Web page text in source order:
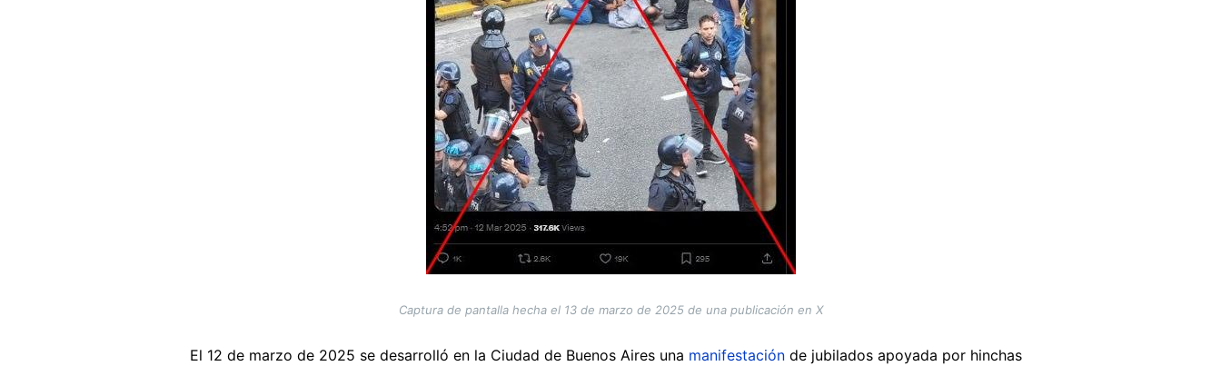
Captura de pantalla hecha el 13 de marzo de 2025 de una publicación en X
El 12 de marzo de 2025 se desarrolló en la Ciudad de Buenos Aires una manifestación de jubilados apoyada por hinchas